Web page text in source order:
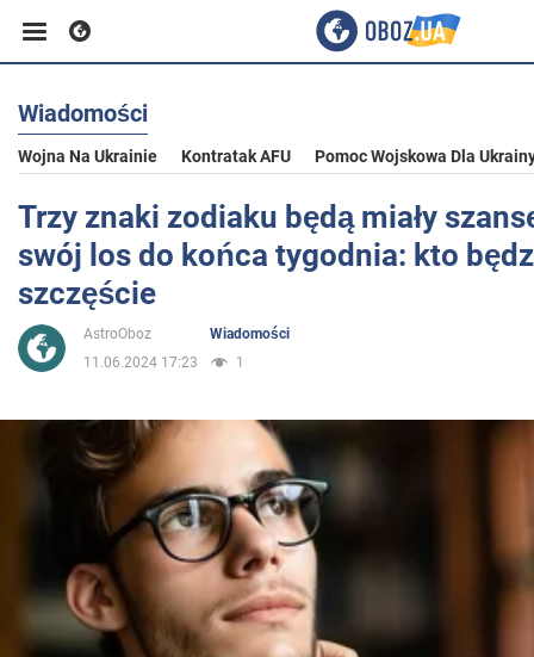
Biznes
Sport
Rozrywka
Życie
Polityka
Społeczeństwo
Wojna na Ukrainie
Wiadomości
Wojna Na Ukrainie Kontratak AFU Pomoc Wojskowa Dla
Trzy znaki zodiaku będą miały
swój los do końca tygodnia: kto
szczęście
AstroOboz
Wiadomości
11.06.2024 17:23
1